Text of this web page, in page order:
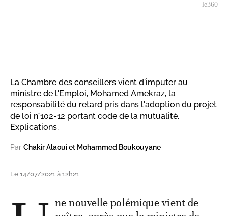
le360
La Chambre des conseillers vient d'imputer au
ministre de l'Emploi, Mohamed Amekraz, la
responsabilité du retard pris dans l'adoption du projet
de loi n°102-12 portant code de la mutualité.
Explications.
Par Chakir Alaoui et Mohammed Boukouyane
Le 14/07/2021 à 12h21
ne nouvelle polémique vient de